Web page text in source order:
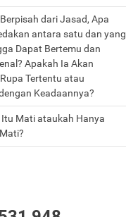
dari Jasad, Apa
antara satu dan yang
Dapat Bertemu dan
Apakah Ia Akan
Tertentu atau
Keadaannya?
Mati ataukah Hanya